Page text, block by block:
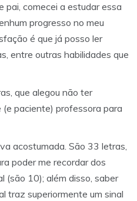
pai, comecei a estudar essa
progresso no meu
é que já posso ler
entre outras habilidades que
que alegou não ter
paciente) professora para
acostumada. São 33 letras,
poder me recordar dos
(são 10); além disso, saber
traz superiormente um sinal